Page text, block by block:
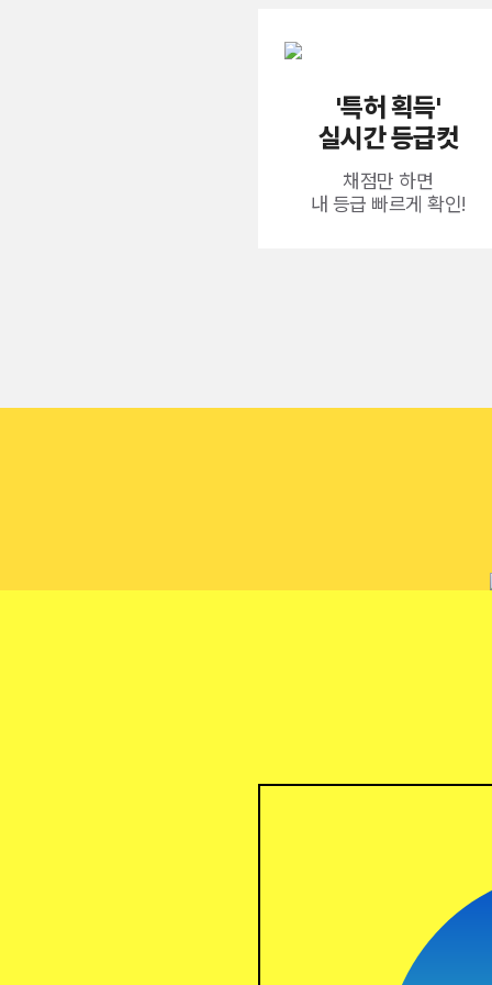
'특허 획득'
실시간 등급컷
채점만 하면
내 등급 빠르게 확인!